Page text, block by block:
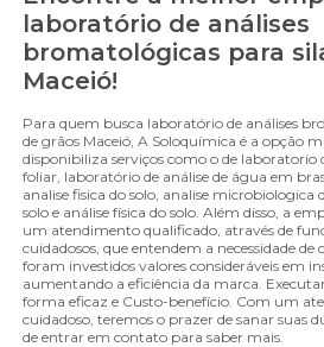
laboratório de análises
bromatológicas para
Maceió!
Para quem busca laboratório de análises
de grãos Maceió, A Soloquímica é a opção
disponibiliza serviços como o de laboratorio
foliar, laboratório de análise de água em
analise fisica do solo, analise microbiologica
solo e análise física do solo. Além disso, a
um atendimento qualificado, através de
cuidadosos, que entendem a necessidade
foram investidos valores consideráveis em
aumentando a eficiência da marca.
forma eficaz e Custo-benefício. Com um
cuidadoso, teremos o prazer de sanar suas
de entrar em contato para saber mais.